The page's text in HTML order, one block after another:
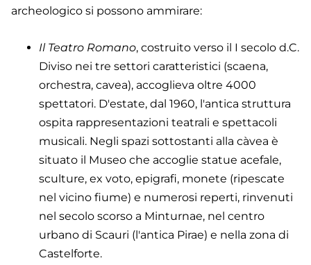
archeologico si possono ammirare:
Il Teatro Romano, costruito verso il I secolo d.C.
Diviso nei tre settori caratteristici (scaena,
orchestra, cavea), accoglieva oltre 4000
spettatori. D'estate, dal 1960, l'antica struttura
ospita rappresentazioni teatrali e spettacoli
musicali. Negli spazi sottostanti alla càvea è
situato il Museo che accoglie statue acefale,
sculture, ex voto, epigrafi, monete (ripescate
nel vicino fiume) e numerosi reperti, rinvenuti
nel secolo scorso a Minturnae, nel centro
urbano di Scauri (l'antica Pirae) e nella zona di
Castelforte.